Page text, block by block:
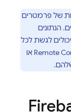
של פרמטרים
הנתונים
לגשת לכל
Remoteאו